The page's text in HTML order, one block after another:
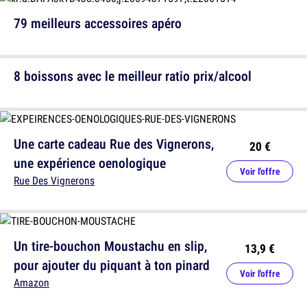
79 meilleurs accessoires apéro
Une carte cadeau Rue des Vignerons,
une expérience oenologique
Rue Des Vignerons
20 €
Voir l'offre
8 boissons avec le meilleur ratio prix/alcool
Un tire-bouchon Moustachu en slip,
pour ajouter du piquant à ton pinard
Amazon
13,9 €
Voir l'offre